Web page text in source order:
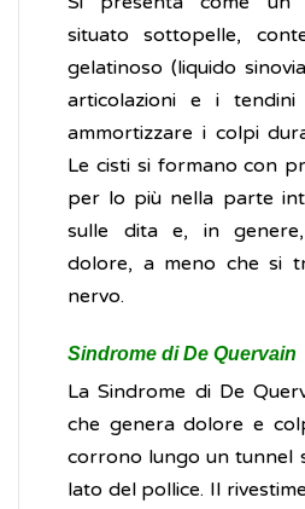
situato sottopelle,
gelatinoso (liquido
articolazioni e i
ammortizzare i colpi
Le cisti si formano con
per lo più nella parte
sulle dita e, in
dolore, a meno che si
nervo.
Sindrome di De Quervain
La Sindrome di De
che genera dolore e
corrono lungo un tunnel
lato del pollice. Il